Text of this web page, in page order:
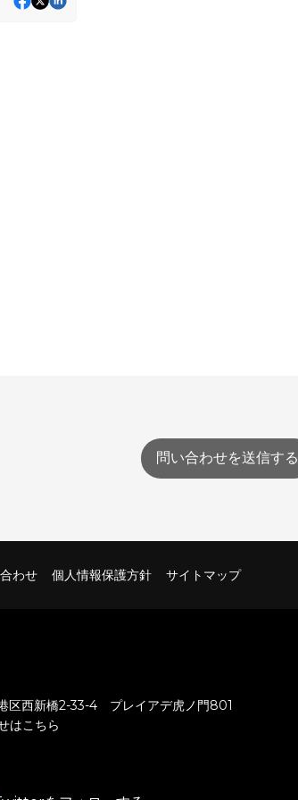
問い合わせを送信する
わせ 個人情報保護方針 サイトマップ
西新橋2-33-4 プレイアデ虎ノ門801
はこちら